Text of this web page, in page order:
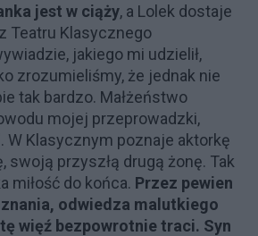
jest w ciąży, a Lolek dostaje
Teatru Klasycznego
jakiego mi udzielił,
zrozumieliśmy, że jednak nie
tak bardzo. Małżeństwo
mojej przeprowadzki,
W Klasycznym poznaje aktorkę
swoją przyszłą drugą żonę. Tak
miłość do końca. Przez pewien
odwiedza malutkiego
więź bezpowrotnie traci. Syn